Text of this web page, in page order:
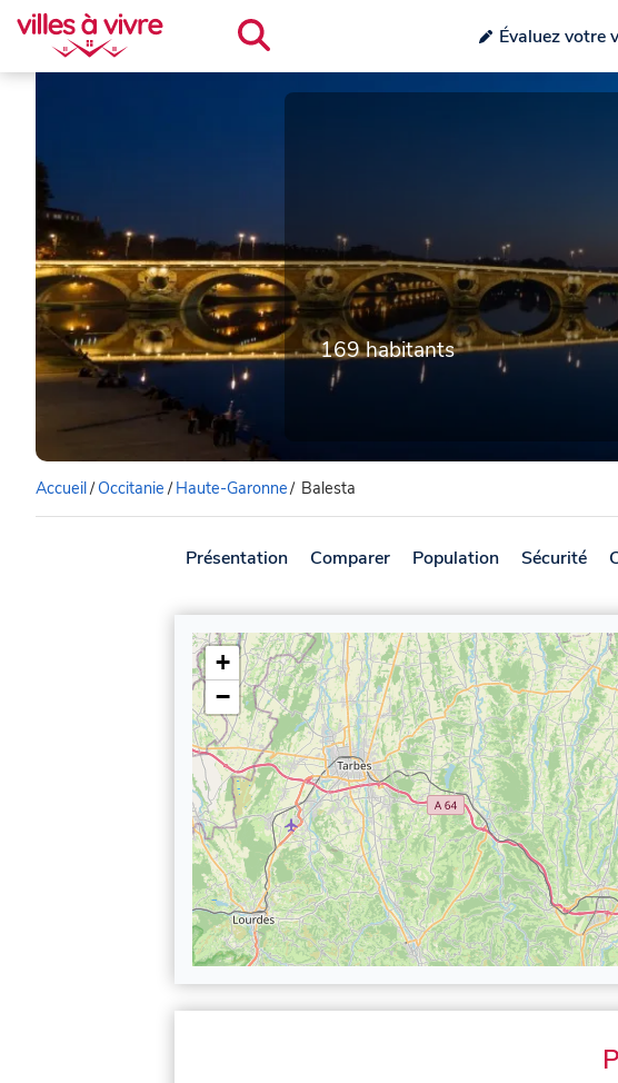
Évaluez votre
169 habitants
Accueil/Occitanie/ Haute-Garonne/ Balesta
Présentation Comparer Population Sécurité
+
−